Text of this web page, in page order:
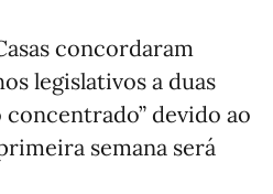
concordaram
legislativos a duas
concentrado” devido ao
semana será